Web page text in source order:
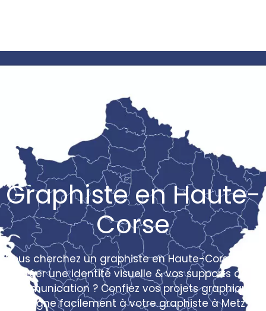
Graphiste en Haute-
Corse
Vous cherchez un graphiste en Haute-Corse pour
créer une identité visuelle & vos supports de
communication ? Confiez vos projets graphiques
en ligne facilement à votre graphiste à Metz !